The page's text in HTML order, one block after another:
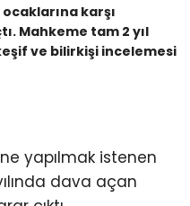
karşı
Mahkeme tam 2 yıl
ve bilirkişi incelemesi
yapılmak istenen
dava açan